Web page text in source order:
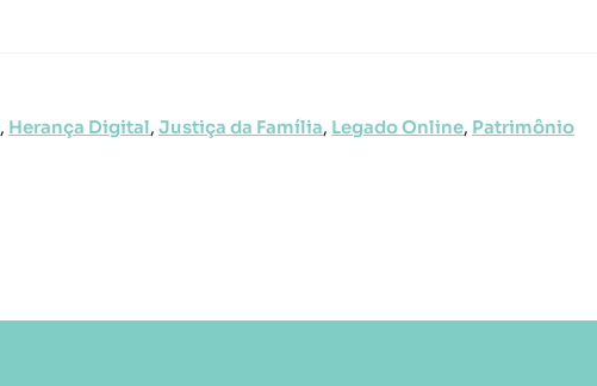
, Herança Digital, Justiça da Família, Legado Online, Patrimônio